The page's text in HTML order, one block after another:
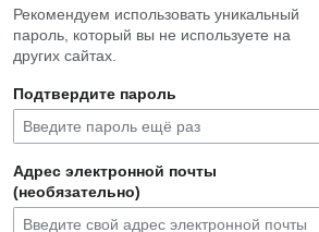
Рекомендуем использовать уникальный
пароль, который вы не используете на
других сайтах.
Подтвердите пароль
Адрес электронной почты
(необязательно)